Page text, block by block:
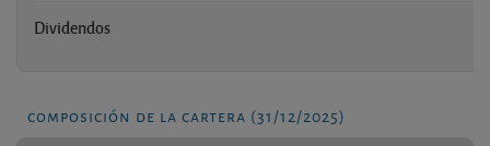
Dividendos
composición de la cartera (31/12/2025)